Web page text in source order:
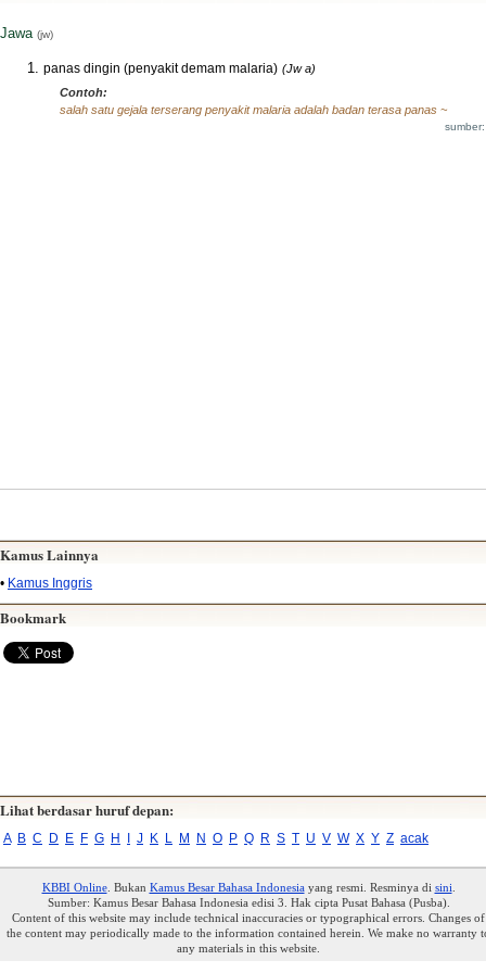
Jawa (jw)
panas dingin (penyakit demam malaria) (Jw a)
Contoh:
salah satu gejala terserang penyakit malaria adalah badan terasa panas ~
Kamus Lainnya
• Kamus Inggris
Bookmark
Lihat berdasar huruf depan:
A B C D E F G H I J K L M N O P Q R S T U V W X Y Z acak
KBBI Online. Bukan Kamus Besar Bahasa Indonesiayang resmi. Resminya di sini
Sumber: Kamus Besar Bahasa Indonesia edisi 3. Hak cipta Pusat Bahasa (Pusba).
Content of this website may include technical inaccuracies or typographical errors. Changes of
the content may periodically made to the information contained herein. We make no warranty
any materials in this website.